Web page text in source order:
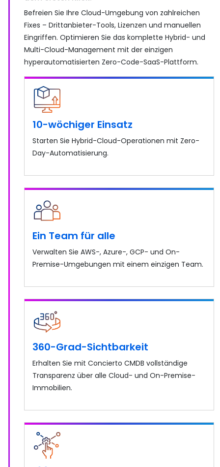
Befreien Sie Ihre Cloud-Umgebung von zahlreichen
Fixes – Drittanbieter-Tools, Lizenzen und manuellen
Eingriffen. Optimieren Sie das komplette Hybrid- und
Multi-Cloud-Management mit der einzigen
hyperautomatisierten Zero-Code-SaaS-Plattform.
10-wöchiger Einsatz
Starten Sie Hybrid-Cloud-Operationen mit Zero-
Day-Automatisierung.
Ein Team für alle
Verwalten Sie AWS-, Azure-, GCP- und On-
Premise-Umgebungen mit einem einzigen Team.
360-Grad-Sichtbarkeit
Erhalten Sie mit Concierto CMDB vollständige
Transparenz über alle Cloud- und On-Premise-
Immobilien.